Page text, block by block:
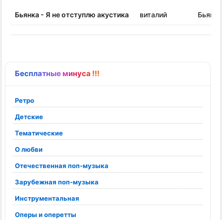
Бесплатные минуса !!!
Ретро
Детские
Тематические
О любви
Отечественная поп-музыка
Зарубежная поп-музыка
Инструментальная
Оперы и оперетты
Бьянка - Я не отступлю акустика виталий Бьянка